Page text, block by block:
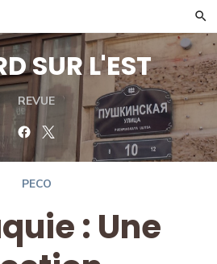
SUR L'EST
REVUE
FacebookTwitter
PECO
: Une